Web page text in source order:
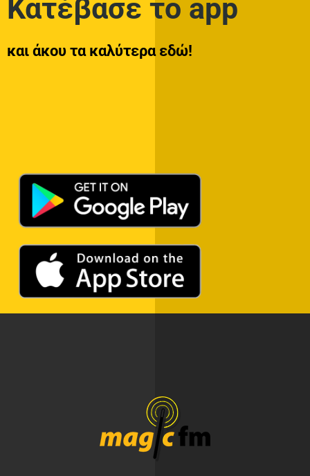
Κατέβασε το app
και άκου τα καλύτερα εδώ!